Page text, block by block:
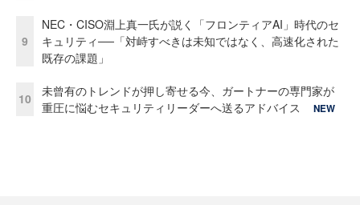
9
NEC・CISO淵上真一氏が説く「フロンティアAI」時代のセ
キュリティ──「対峙すべきは未知ではなく、高速化された
既存の課題」
10
未曾有のトレンドが押し寄せる今、ガートナーの専門家が
重圧に悩むセキュリティリーダーへ送るアドバイス
NEW